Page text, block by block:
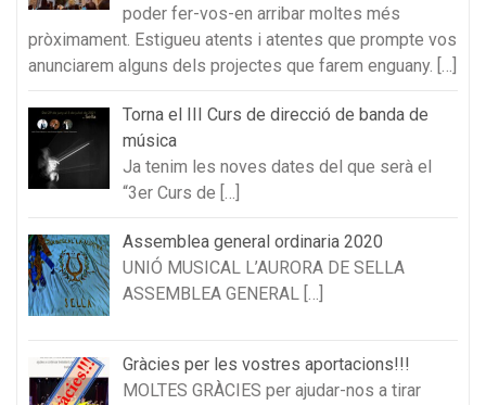
poder fer-vos-en arribar moltes més
pròximament. Estigueu atents i atentes que prompte vos
anunciarem alguns dels projectes que farem enguany. […]
Torna el III Curs de direcció de banda de
música
Ja tenim les noves dates del que serà el
“3er Curs de […]
Assemblea general ordinaria 2020
UNIÓ MUSICAL L’AURORA DE SELLA
ASSEMBLEA GENERAL […]
Gràcies per les vostres aportacions!!!
MOLTES GRÀCIES per ajudar-nos a tirar